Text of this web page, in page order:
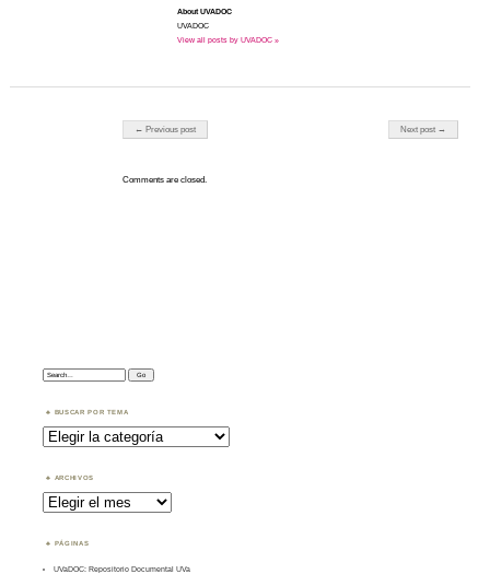
About UVADOC
UVADOC
View all posts by UVADOC »
Post navigation
← Previous post Next post →
Comments are closed.
Search:
BUSCAR POR TEMA
Buscar
por
Tema
ARCHIVOS
Archivos
PÁGINAS
UVaDOC: Repositorio Documental UVa